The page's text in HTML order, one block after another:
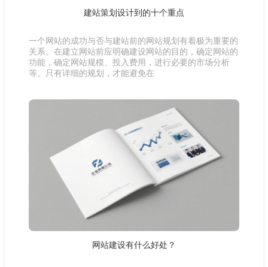
建站策划设计到的十个重点
一个网站的成功与否与建站前的网站规划有着极为重要的
关系。在建立网站前应明确建设网站的目的，确定网站的
功能，确定网站规模、投入费用，进行必要的市场分析
等。只有详细的规划，才能避免在
网站建设有什么好处？